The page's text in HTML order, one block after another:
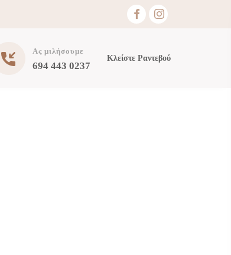
Ας μιλήσουμε
694 443 0237
Κλείστε Ραντεβού